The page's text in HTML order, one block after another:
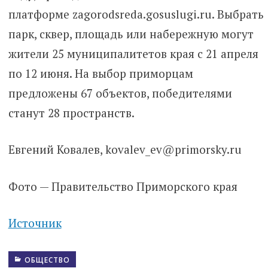
платформе zagorodsreda.gosuslugi.ru. Выбрать
парк, сквер, площадь или набережную могут
жители 25 муниципалитетов края с 21 апреля
по 12 июня. На выбор приморцам
предложены 67 объектов, победителями
станут 28 пространств.
Евгений Ковалев, kovalev_ev@primorsky.ru
Фото — Правительство Приморского края
Источник
ОБЩЕСТВО